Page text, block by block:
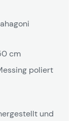
cm
poliert
und